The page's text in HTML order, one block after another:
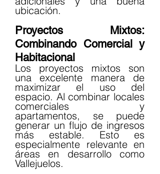
ubicación.
Proyectos Mixtos:
Combinando Comercial y
Habitacional
Los proyectos mixtos son
una excelente manera de
maximizar el uso del
espacio. Al combinar locales
comerciales y
apartamentos, se puede
generar un flujo de ingresos
más estable. Esto es
especialmente relevante en
áreas en desarrollo como
Vallejuelos.